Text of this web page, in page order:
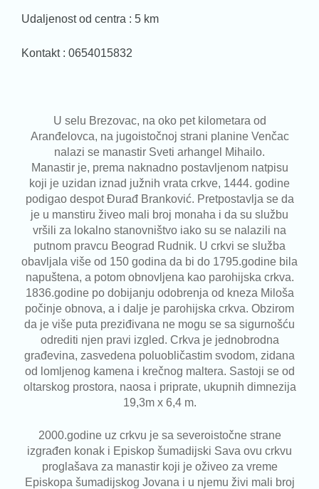
Udaljenost od centra : 5 km
Kontakt : 0654015832
U selu Brezovac, na oko pet kilometara od
Aranđelovca, na jugoistočnoj strani planine Venčac
nalazi se manastir Sveti arhangel Mihailo.
Manastir je, prema naknadno postavljenom natpisu
koji je uzidan iznad južnih vrata crkve, 1444. godine
podigao despot Đurađ Branković. Pretpostavlja se da
je u manstiru živeo mali broj monaha i da su službu
vršili za lokalno stanovništvo iako su se nalazili na
putnom pravcu Beograd Rudnik. U crkvi se služba
obavljala više od 150 godina da bi do 1795.godine bila
napuštena, a potom obnovljena kao parohijska crkva.
1836.godine po dobijanju odobrenja od kneza Miloša
počinje obnova, a i dalje je parohijska crkva. Obzirom
da je više puta preziđivana ne mogu se sa sigurnošću
odrediti njen pravi izgled. Crkva je jednobrodna
građevina, zasvedena poluobličastim svodom, zidana
od lomljenog kamena i krečnog maltera. Sastoji se od
oltarskog prostora, naosa i priprate, ukupnih dimnezija
19,3m x 6,4 m.
2000.godine uz crkvu je sa severoistočne strane
izgrađen konak i Episkop šumadijski Sava ovu crkvu
proglašava za manastir koji je oživeo za vreme
Episkopa šumadijskog Jovana i u njemu živi mali broj